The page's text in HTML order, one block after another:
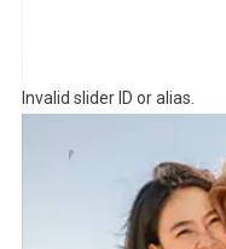
Invalid slider ID or alias.